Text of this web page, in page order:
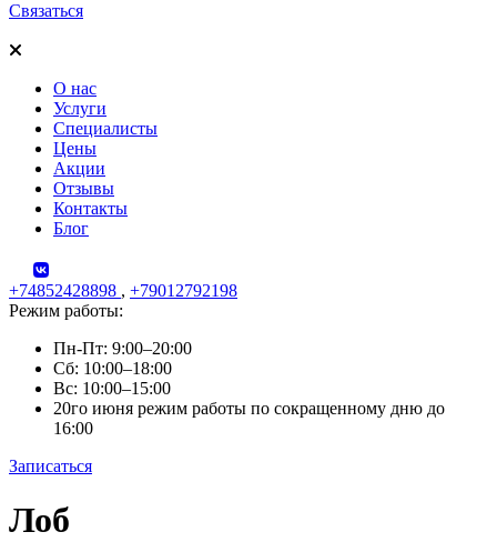
Связаться
О нас
Услуги
Специалисты
Цены
Акции
Отзывы
Контакты
Блог
+74852428898 , +79012792198
Режим работы:
Пн-Пт: 9:00–20:00
Сб: 10:00–18:00
Вс: 10:00–15:00
20го июня режим работы по сокращенному дню до
16:00
Записаться
Skip
to
Лоб